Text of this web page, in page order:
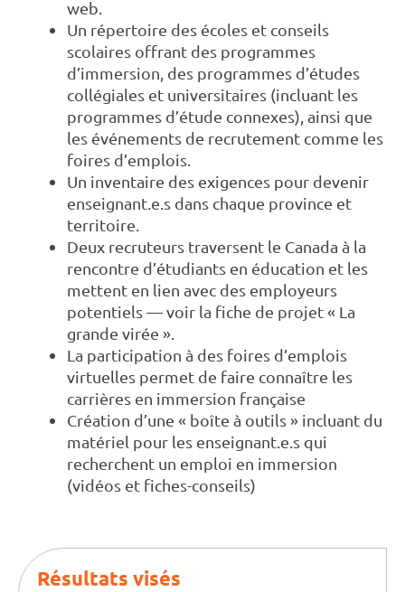
web.
Un répertoire des écoles et conseils
scolaires offrant des programmes
d’immersion, des programmes d’études
collégiales et universitaires (incluant les
programmes d’étude connexes), ainsi que
les événements de recrutement comme les
foires d’emplois.
Un inventaire des exigences pour devenir
enseignant.e.s dans chaque province et
territoire.
Deux recruteurs traversent le Canada à la
rencontre d’étudiants en éducation et les
mettent en lien avec des employeurs
potentiels — voir la fiche de projet « La
grande virée ».
La participation à des foires d’emplois
virtuelles permet de faire connaître les
carrières en immersion française
Création d’une « boîte à outils » incluant du
matériel pour les enseignant.e.s qui
recherchent un emploi en immersion
(vidéos et fiches-conseils)
Résultats visés